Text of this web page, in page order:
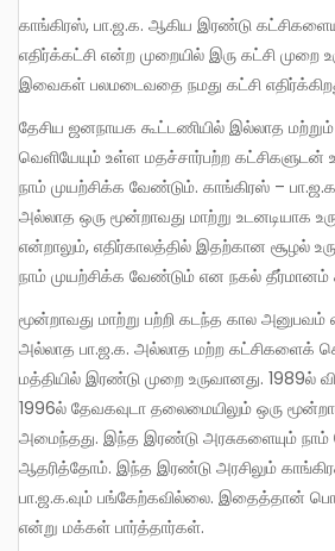
காங்கிரஸ், பா.ஜ.க. ஆகிய இரண்டு கட்சிகளையும் ஆளும் கட்சி,
எதிர்க்கட்சி என்ற முறையில் இரு கட்சி முறை
இவைகள் பலமடைவதை நமது கட்சி
தேசிய ஜனநாயக கூட்டணியில் இல்லாத மற்றும் ஐ.மு.கூ.க்கு உள்ளேயும்,
வெளியேயும் உள்ள மதச்சார்பற்ற
நாம் முயற்சிக்க வேண்டும். காங்கிரஸ் –
அல்லாத ஒரு மூன்றாவது மாற்று உடனடியாக
என்றாலும், எதிர்காலத்தில் இதற்கான சூழல்
நாம் முயற்சிக்க வேண்டும் என நகல் தீர்மானம்
மூன்றாவது மாற்று பற்றி கடந்த கால அனுபவம் என்பது வேறு. காங்கிரஸ்
அல்லாத பா.ஜ.க. அல்லாத மற்ற கட்சிகளைக்
மத்தியில் இரண்டு முறை உருவானது. 1989ல்
1996ல் தேவகவுடா தலைமையிலும் ஒரு
அமைந்தது. இந்த இரண்டு அரசுகளையும் நாம்
ஆதரித்தோம். இந்த இரண்டு அரசிலும்
பா.ஜ.க.வும் பங்கேற்கவில்லை. இதைத்தான்
என்று மக்கள் பார்த்தார்கள்.